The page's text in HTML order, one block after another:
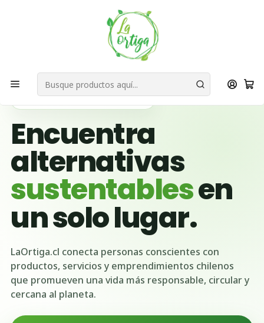
Bienvenid@s a quienes quieren un planeta más verde...
Nuestra Misión
Productos Hogar
Detergente Líquido
🌱 BUSCADOR VERDE DE CHILE
Encuentra
alternativas
sustentablesen
un solo lugar.
LaOrtiga.cl conecta personas conscientes con
productos, servicios y emprendimientos chilenos
que promueven una vida más responsable, circular y
cercana al planeta.